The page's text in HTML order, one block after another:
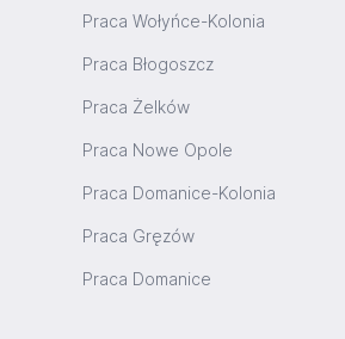
Praca Wołyńce-Kolonia
Praca Błogoszcz
Praca Żelków
Praca Nowe Opole
Praca Domanice-Kolonia
Praca Gręzów
Praca Domanice